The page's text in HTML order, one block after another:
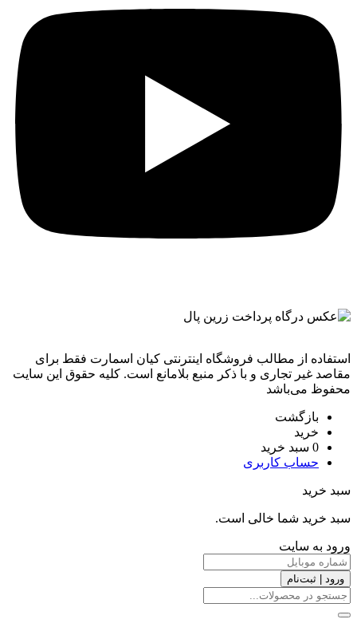
استفاده از مطالب فروشگاه اینترنتی کیان اسمارت فقط برای
مقاصد غیر تجاری و با ذکر منبع بلامانع است. کليه حقوق اين سايت
محفوظ می‌باشد
بازگشت
خرید
0 سبد خرید
حساب کاربری
سبد خرید
سبد خرید شما خالی است.
ورود به سایت
ورود | ثبت‌نام